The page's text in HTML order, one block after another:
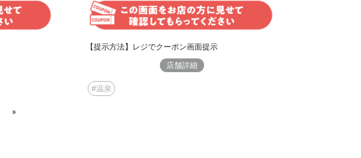
【提示方法】レジでクーポン画面提示
店舗詳細
#温泉
»